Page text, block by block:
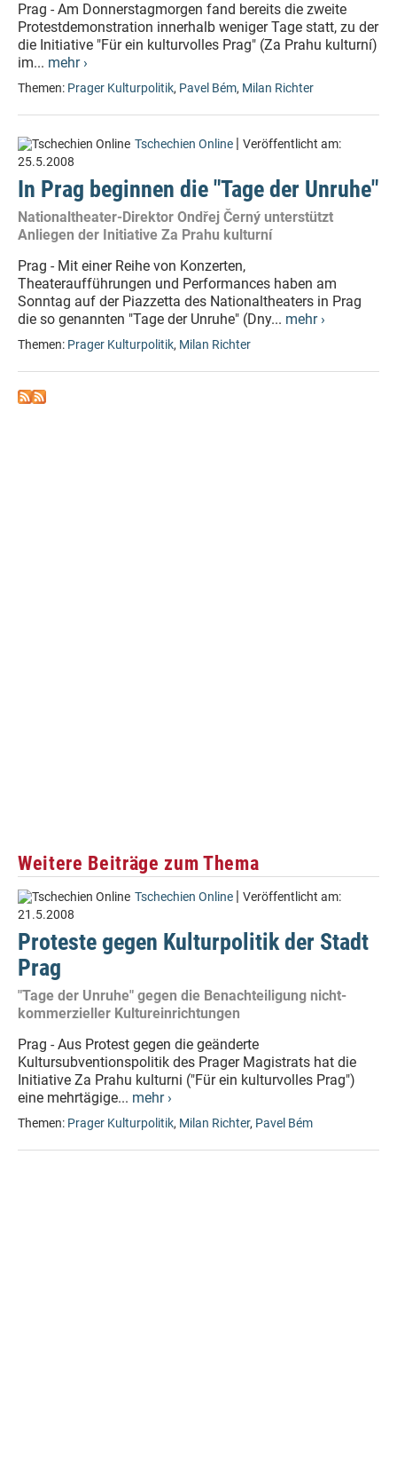
Prag - Am Donnerstagmorgen fand bereits die zweite
Protestdemonstration innerhalb weniger Tage statt, zu der
die Initiative "Für ein kulturvolles Prag" (Za Prahu kulturní)
im... mehr ›
Themen: Prager Kulturpolitik, Pavel Bém, Milan Richter
Tschechien Online | Veröffentlicht am:
25.5.2008
In Prag beginnen die "Tage der Unruhe"
Nationaltheater-Direktor Ondřej Černý unterstützt
Anliegen der Initiative Za Prahu kulturní
Prag - Mit einer Reihe von Konzerten,
Theateraufführungen und Performances haben am
Sonntag auf der Piazzetta des Nationaltheaters in Prag
die so genannten "Tage der Unruhe" (Dny... mehr ›
Themen: Prager Kulturpolitik, Milan Richter
Weitere Beiträge zum Thema
Tschechien Online | Veröffentlicht am:
21.5.2008
Proteste gegen Kulturpolitik der Stadt
Prag
"Tage der Unruhe" gegen die Benachteiligung nicht-
kommerzieller Kultureinrichtungen
Prag - Aus Protest gegen die geänderte
Kultursubventionspolitik des Prager Magistrats hat die
Initiative Za Prahu kulturni ("Für ein kulturvolles Prag")
eine mehrtägige... mehr ›
Themen: Prager Kulturpolitik, Milan Richter, Pavel Bém